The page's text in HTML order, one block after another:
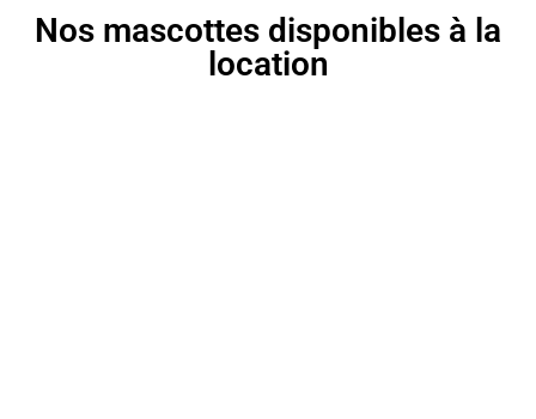
Nos mascottes disponibles à la
location